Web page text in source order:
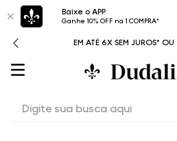
Baixe o APP
Ganhe 10% OFF na 1 COMPRA*
EM ATÉ 6X SEM JUROS*